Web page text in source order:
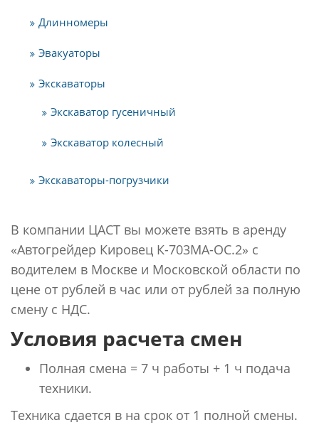
Длинномеры
Эвакуаторы
Экскаваторы
Экскаватор гусеничный
Экскаватор колесный
Экскаваторы-погрузчики
В компании ЦАСТ вы можете взять в аренду
«Автогрейдер Кировец К-703МА-ОС.2» с
водителем в Москве и Московской области по
цене от рублей в час или от рублей за полную
смену с НДС.
Условия расчета смен
Полная смена = 7 ч работы + 1 ч подача
техники.
Техника сдается в на срок от 1 полной смены.